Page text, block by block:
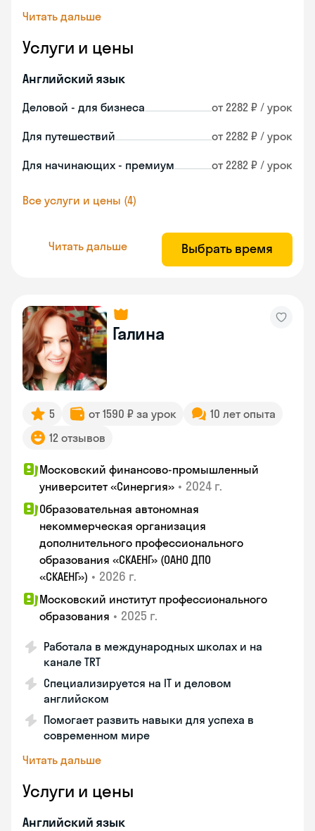
Читать дальше
Услуги и цены
Английский язык
Деловой - для бизнеса от 2282 ₽ / урок
Для путешествий от 2282 ₽ / урок
Для начинающих - премиум от 2282 ₽ / урок
Все услуги и цены (4)
Читать дальше Выбрать время
Галина
5 от 1590 ₽ за урок
10 лет опыта
12 отзывов
Московский финансово-промышленный
университет «Синергия» • 2024 г.
Образовательная автономная
некоммерческая организация
дополнительного профессионального
образования «СКАЕНГ» (ОАНО ДПО
«СКАЕНГ») • 2026 г.
Московский институт профессионального
образования • 2025 г.
Работала в международных школах и на
канале TRT
Специализируется на IT и деловом
английском
Помогает развить навыки для успеха в
современном мире
Читать дальше
Услуги и цены
Английский язык